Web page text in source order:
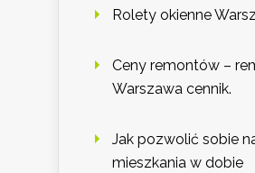
Rolety okienne
Ceny remontów –
Warszawa cennik.
Jak pozwolić sobie
mieszkania w dobie